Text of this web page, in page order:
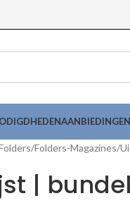
AANBIEDINGEN
Folders-Magazines
|